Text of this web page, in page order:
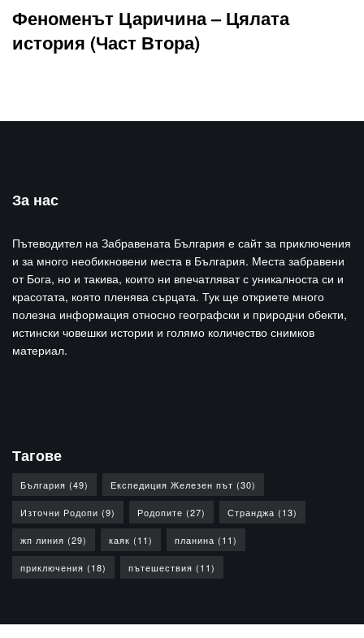
Феноменът Царичина – Цялата
история (Част Втора)
За нас
Пътеводител на Забравената България е сайт за приключения
и за много необикновени места в България. Места забравени
от Бога, но и такива, които ни впечатляват с уникалноста си и
красотата, която пленява сърцата. Тук ще откриете много
полезна информация относно географски и природни обекти,
истински човешки истории и голямо количество снимков
материал.
Тагове
България (49) Експедиция Железен път (30)
Източни Родопи (9) Родопите (27) Странджа (13)
жп линия (29) каяк (11) планина (11)
приключения (18) пътешествия (11)